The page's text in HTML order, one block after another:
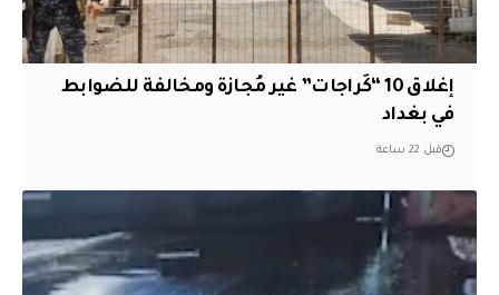
إغلاق 10 “كَراجات” غير مُجازة ومخالفة للضوابط
في بغداد
قبل 22 ساعة